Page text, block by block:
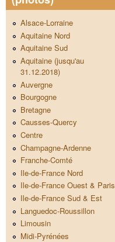
Alsace-Lorraine
Aquitaine Nord
Aquitaine Sud
Aquitaine (jusqu'au
31.12.2018)
Auvergne
Bourgogne
Bretagne
Causses-Quercy
Centre
Champagne-Ardenne
Franche-Comté
Ile-de-France Nord
Ile-de-France Ouest & Paris
Ile-de-France Sud & Est
Languedoc-Roussillon
Limousin
Midi-Pyrénées